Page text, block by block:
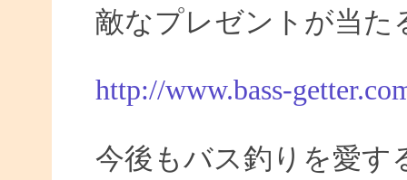
敵なプレゼントが当た
http://www.bass-
今後もバス釣りを愛す